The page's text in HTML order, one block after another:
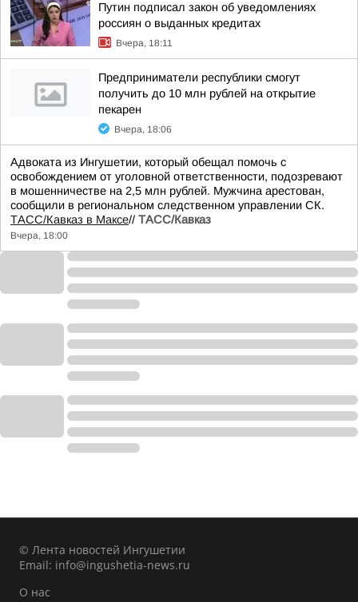
Путин подписал закон об уведомлениях
россиян о выданных кредитах
Вчера, 18:11
Предприниматели республики смогут
получить до 10 млн рублей на открытие
пекарен
Вчера, 18:06
Адвоката из Ингушетии, который обещал помочь с
освобождением от уголовной ответственности, подозревают
в мошенничестве на 2,5 млн рублей. Мужчина арестован,
сообщили в региональном следственном управлении СК.
ТАСС/Кавказ в Максе// ТАСС/Кавказ
Вчера, 18:00
© Лента новостей Ингушетии
Email: info@ingushetia-news.ru
О нас